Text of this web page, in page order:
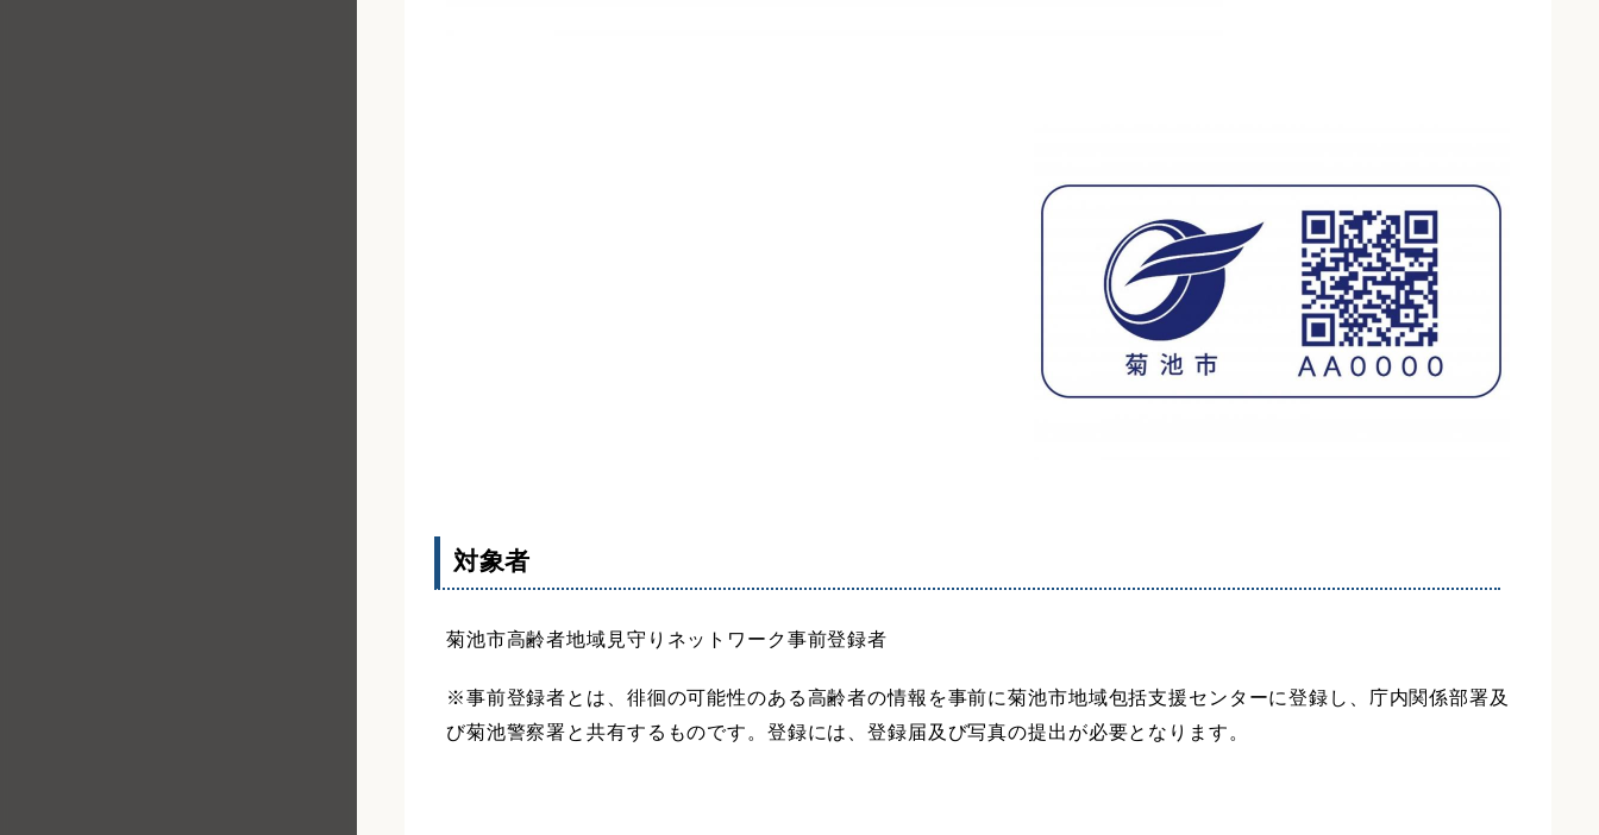
対象者
菊池市高齢者地域見守りネットワーク事前登録者
※事前登録者とは、徘徊の可能性のある高齢者の情報を事前に菊池市地域包括支援センターに登録し、庁内関係部署及
び菊池警察署と共有するものです。登録には、登録届及び写真の提出が必要となります。